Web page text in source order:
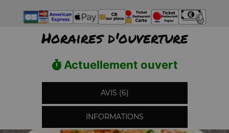
Horaires d'ouverture
Actuellement ouvert
AVIS (6)
INFORMATIONS